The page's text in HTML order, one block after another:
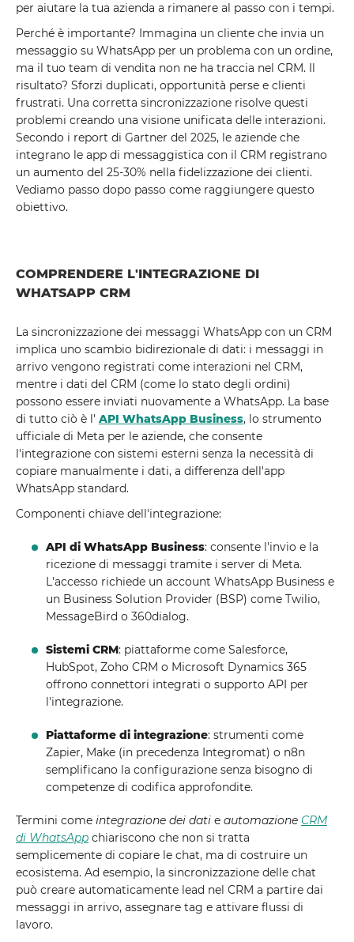
per aiutare la tua azienda a rimanere al passo con i tempi.
Perché è importante? Immagina un cliente che invia un
messaggio su WhatsApp per un problema con un ordine,
ma il tuo team di vendita non ne ha traccia nel CRM. Il
risultato? Sforzi duplicati, opportunità perse e clienti
frustrati. Una corretta sincronizzazione risolve questi
problemi creando una visione unificata delle interazioni.
Secondo i report di Gartner del 2025, le aziende che
integrano le app di messaggistica con il CRM registrano
un aumento del 25-30% nella fidelizzazione dei clienti.
Vediamo passo dopo passo come raggiungere questo
obiettivo.
COMPRENDERE L'INTEGRAZIONE DI
WHATSAPP CRM
La sincronizzazione dei messaggi WhatsApp con un CRM
implica uno scambio bidirezionale di dati: i messaggi in
arrivo vengono registrati come interazioni nel CRM,
mentre i dati del CRM (come lo stato degli ordini)
possono essere inviati nuovamente a WhatsApp. La base
di tutto ciò è l' API WhatsApp Business, lo strumento
ufficiale di Meta per le aziende, che consente
l'integrazione con sistemi esterni senza la necessità di
copiare manualmente i dati, a differenza dell'app
WhatsApp standard.
Componenti chiave dell'integrazione:
API di WhatsApp Business: consente l'invio e la
ricezione di messaggi tramite i server di Meta.
L'accesso richiede un account WhatsApp Business e
un Business Solution Provider (BSP) come Twilio,
MessageBird o 360dialog.
Sistemi CRM: piattaforme come Salesforce,
HubSpot, Zoho CRM o Microsoft Dynamics 365
offrono connettori integrati o supporto API per
l'integrazione.
Piattaforme di integrazione: strumenti come
Zapier, Make (in precedenza Integromat) o n8n
semplificano la configurazione senza bisogno di
competenze di codifica approfondite.
Termini come integrazione dei dati e automazione CRM
di WhatsApp chiariscono che non si tratta
semplicemente di copiare le chat, ma di costruire un
ecosistema. Ad esempio, la sincronizzazione delle chat
può creare automaticamente lead nel CRM a partire dai
messaggi in arrivo, assegnare tag e attivare flussi di
lavoro.